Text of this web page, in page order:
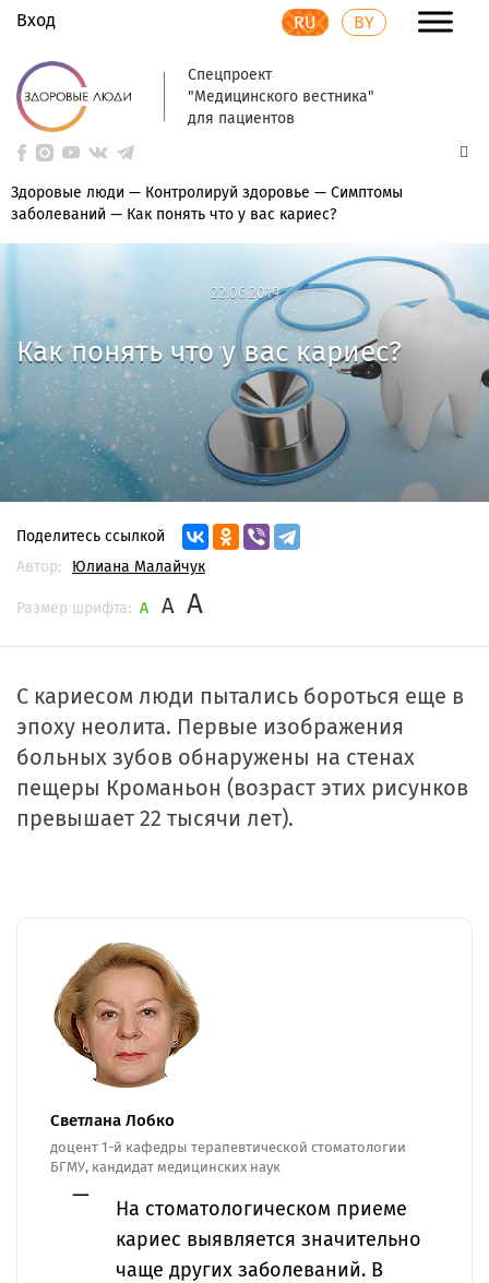
Вход RU BY
Спецпроект
"Медицинского вестника"
для пациентов
Здоровые люди — Контролируй здоровье — Симптомы
заболеваний — Как понять что у вас кариес?
22.06.2019
22.06.2019
Как понять что у вас кариес?
Поделитесь ссылкой
Автор:
Юлиана Малайчук
Размер шрифта: A A A
С кариесом люди пытались бороться еще в
эпоху неолита. Первые изображения
больных зубов обнаружены на стенах
пещеры Кроманьон (возраст этих рисунков
превышает 22 тысячи лет).
Светлана Лобко
доцент 1-й кафедры терапевтической стоматологии
БГМУ, кандидат медицинских наук
На стоматологическом приеме
кариес выявляется значительно
чаще других заболеваний. В